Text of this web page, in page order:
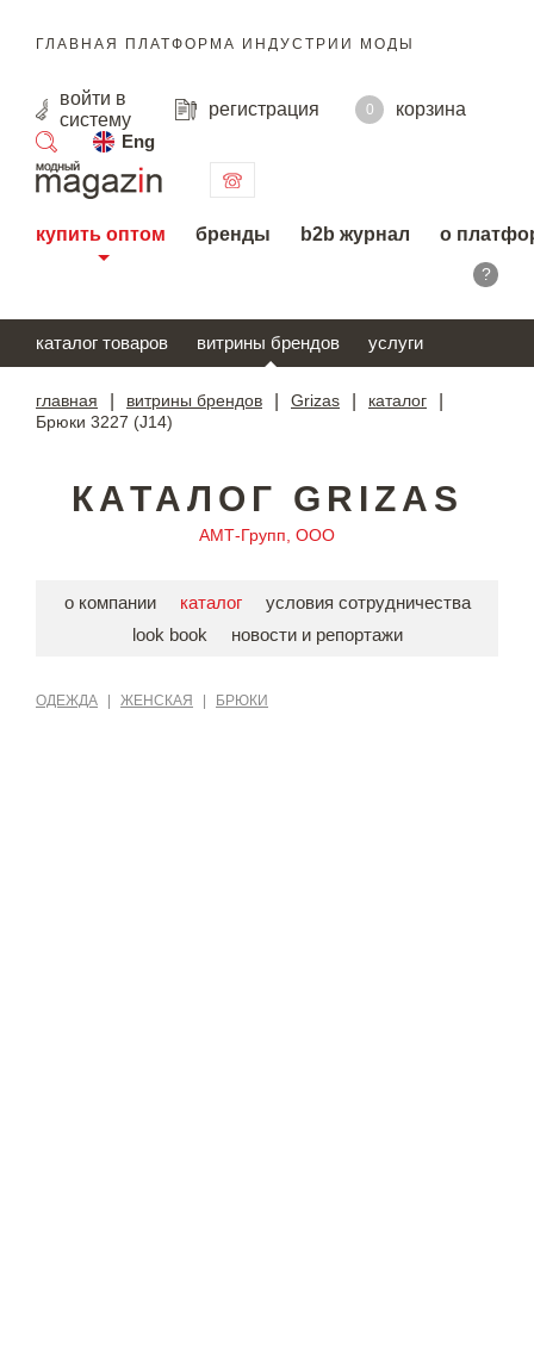
ГЛАВНАЯ ПЛАТФОРМА ИНДУСТРИИ МОДЫ
войти в
систему
регистрация 0
корзина
Eng
поиск
купить оптом бренды b2b журнал о
?
каталог товаров витрины брендов услуги
главная витрины брендов Grizas каталог
Брюки 3227 (J14)
КАТАЛОГ GRIZAS
АМТ-Групп, ООО
о компании каталог
условия сотрудничества
look book
новости и репортажи
ОДЕЖДА ЖЕНСКАЯ БРЮКИ